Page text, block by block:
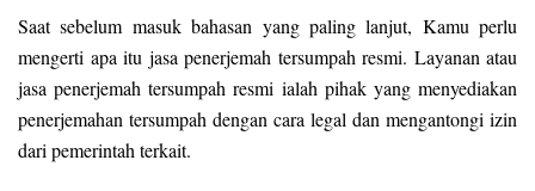
Saat sebelum masuk bahasan yang paling lanjut, Kamu perlu
mengerti apa itu jasa penerjemah tersumpah resmi. Layanan atau
jasa penerjemah tersumpah resmi ialah pihak yang menyediakan
penerjemahan tersumpah dengan cara legal dan mengantongi izin
dari pemerintah terkait.